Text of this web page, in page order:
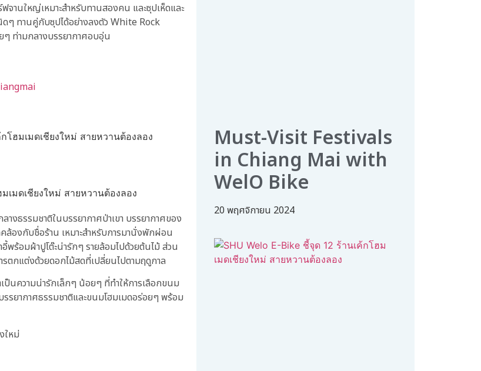
จานใหญ่เหมาะสำหรับทานสองคน และซุปเห็ดและ
ๆ ทานคู่กับซุปได้อย่างลงตัว White Rock
ท่ามกลางบรรยากาศอบอุ่น
งธรรมชาติในบรรยากาศป่าเขา บรรยากาศของ
ล้องกับชื่อร้าน เหมาะสำหรับการมานั่งพักผ่อน
พร้อมผ้าปูโต๊ะน่ารักๆ รายล้อมไปด้วยต้นไม้ ส่วน
กแต่งด้วยดอกไม้สดที่เปลี่ยนไปตามฤดูกาล
ป็นความน่ารักเล็กๆ น้อยๆ ที่ทำให้การเลือกขนม
ยากาศธรรมชาติและขนมโฮมเมดอร่อยๆ พร้อม
ใหม่
Must-Visit Festivals
in Chiang Mai with
WelO Bike
20 พฤศจิกายน 2024